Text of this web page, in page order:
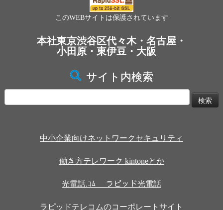
このWEBサイトは保護されています
本社東京渋谷区代々木・名古屋・
小田原・東伊豆・大阪
サイト内検索
索:
中小企業向けネットワークセキュリティ
働き方テレワーク kintoneとか
光電話.ｺﾑ ラピッド光電話
ラピッドテレコムのコーポレートサイト